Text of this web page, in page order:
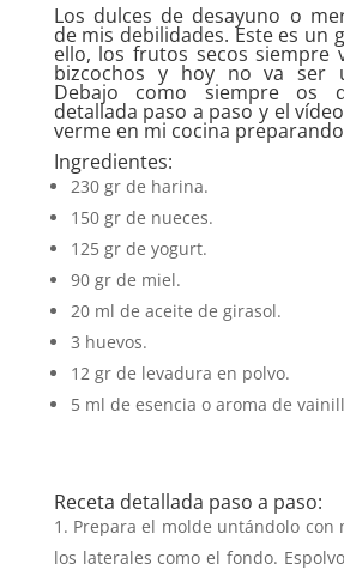
Los dulces de desayuno o
de mis debilidades. Este es un
ello, los frutos secos siempre
bizcochos y hoy no va ser
Debajo como siempre os
detallada paso a paso y el
verme en mi cocina
Ingredientes:
230 gr de harina.
150 gr de nueces.
125 gr de yogurt.
90 gr de miel.
20 ml de aceite de girasol.
3 huevos.
12 gr de levadura en polvo.
5 ml de esencia o aroma de
Receta detallada paso a paso:
Prepara el molde untándolo con
los laterales como el fondo.